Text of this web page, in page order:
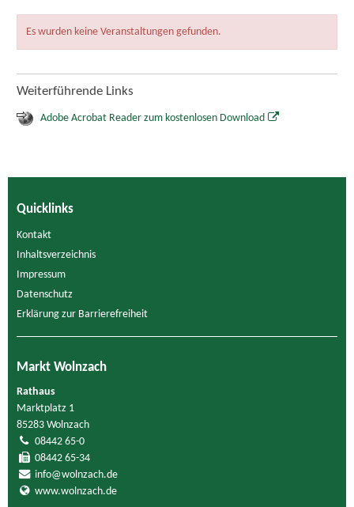
Es wurden keine Veranstaltungen gefunden.
Weiterführende Links
Adobe Acrobat Reader zum kostenlosen Download
Quicklinks
Kontakt
Inhaltsverzeichnis
Impressum
Datenschutz
Erklärung zur Barrierefreiheit
Markt Wolnzach
Rathaus
Marktplatz 1
85283 Wolnzach
08442 65-0
08442 65-34
info@wolnzach.de
www.wolnzach.de